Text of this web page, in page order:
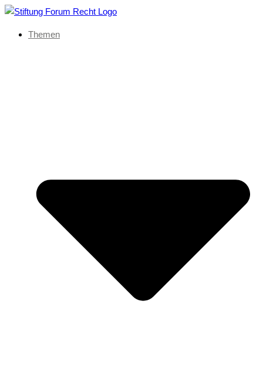
Themen